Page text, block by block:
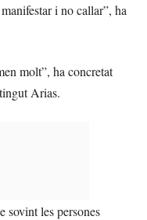
i no callar”, ha
molt”, ha concretat
Arias.
sovint les persones